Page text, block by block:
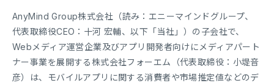
AnyMind Group株式会社（読み：エニーマインドグループ、
代表取締役CEO：十河 宏輔、以下「当社」）の子会社で、
Webメディア運営企業及びアプリ開発者向けにメディアパート
ナー事業を展開する株式会社フォーエム（代表取締役：小堤音
彦）は、モバイルアプリに関する消費者や市場推定値などのデ